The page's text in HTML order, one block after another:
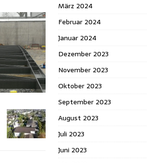
März 2024
Februar 2024
Januar 2024
Dezember 2023
November 2023
Oktober 2023
September 2023
August 2023
Juli 2023
Juni 2023